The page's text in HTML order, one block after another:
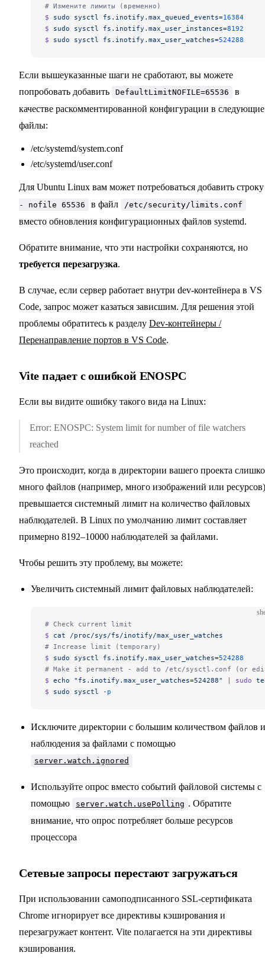
# Измените лимиты (временно)
$ sudo sysctl fs.inotify.max_queued_events=16384
$ sudo sysctl fs.inotify.max_user_instances=8192
$ sudo sysctl fs.inotify.max_user_watches=524288
Если вышеуказанные шаги не сработают, вы можете
попробовать добавить
DefaultLimitNOFILE=65536
в
качестве раскомментированной конфигурации в следующие
файлы:
/etc/systemd/system.conf
/etc/systemd/user.conf
Для Ubuntu Linux вам может потребоваться добавить
- nofile 65536 в файл /etc/security/limits.conf
вместо обновления конфигурационных файлов systemd.
Обратите внимание, что эти настройки сохраняются, но
требуется перезагрузка.
В случае, если сервер работает внутри dev-контейнера в VS
Code, запрос может казаться зависшим. Для решения этой
проблемы обратитесь к разделу Dev-контейнеры /
Перенаправление портов в VS Code.
Vite падает с ошибкой ENOSPC
Если вы видите ошибку такого вида на Linux:
Error: ENOSPC: System limit for number of file watchers
reached
Это происходит, когда в директории вашего проекта
много файлов (например, много изображений или
превышается системный лимит на количество файловых
наблюдателей. В Linux по умолчанию лимит составляет
примерно 8192–10000 наблюдателей за файлами.
Чтобы решить эту проблему, вы можете:
Увеличить системный лимит файловых наблюдателей:
# Check current limit
$ cat /proc/sys/fs/inotify/max_user_watches
# Increase limit (temporary)
$ sudo sysctl fs.inotify.max_user_watches=524288
# Make it permanent - add to /etc/sysctl.conf (or
$ echo "fs.inotify.max_user_watches=524288" sudo
$ sudo sysctl -p
Исключите директории с большим количеством файлов
наблюдения за файлами с помощью
server.watch.ignored
Используйте опрос вместо событий файловой системы с
помощью
server.watch.usePolling . Обратите
внимание, что опрос потребляет больше ресурсов
процессора
Сетевые запросы перестают загружаться
При использовании самоподписанного SSL-сертификата
Chrome игнорирует все директивы кэширования и
перезагружает контент. Vite полагается на эти директивы
кэширования.